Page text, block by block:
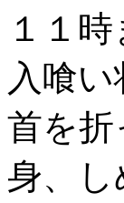
１１
入喰
首を
身、